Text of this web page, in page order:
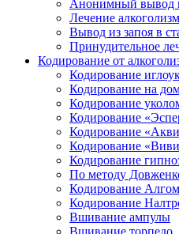
Анонимный вывод
Лечение
Вывод из запоя в
Принудительное
Кодирование от
Кодирование
Кодирование на
Кодирование
Кодирование
Кодирование
Кодирование
Кодирование
По методу
Кодирование
Кодирование
Вшивание ампулы
Вшивание торпедо